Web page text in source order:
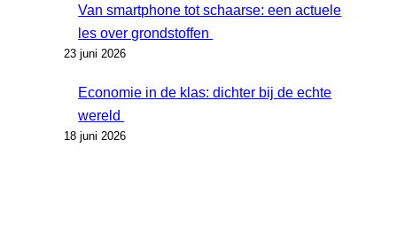
Van smartphone tot schaarse: een actuele
les over grondstoffen
23 juni 2026
Economie in de klas: dichter bij de echte
wereld
18 juni 2026